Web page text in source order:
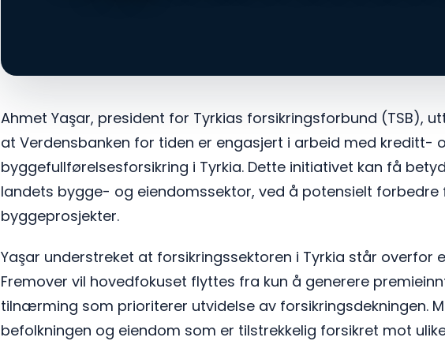
Ahmet Yaşar, president for Tyrkias forsikringsforbund (TSB),
at Verdensbanken for tiden er engasjert i arbeid med kreditt-
byggefullførelsesforsikring i Tyrkia. Dette initiativet kan få
landets bygge- og eiendomssektor, ved å potensielt
byggeprosjekter.
Yaşar understreket at forsikringssektoren i Tyrkia står overfor
Fremover vil hovedfokuset flyttes fra kun å generere
tilnærming som prioriterer utvidelse av forsikringsdekningen.
befolkningen og eiendom som er tilstrekkelig forsikret mot